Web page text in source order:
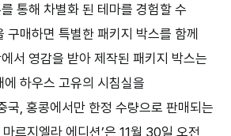
통해 차별화 된 테마를 경험할 수
구매하면 특별한 패키지 박스를 함께
서 영감을 받아 제작된 패키지 박스는
하우스 고유의 시침실을
국, 홍콩에서만 한정 수량으로 판매되는
르지엘라 에디션’은 11월 30일 오전